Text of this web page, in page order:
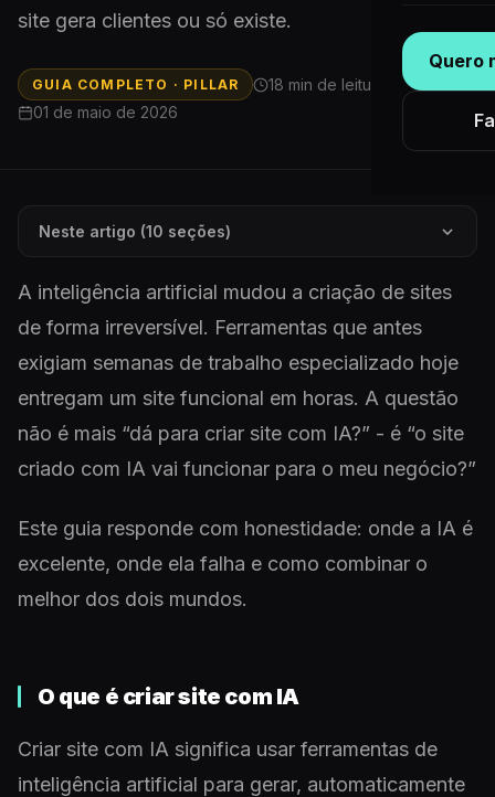
Quero
site gera clientes ou só existe.
GUIA COMPLETO · PILLAR
18 min de leitura
01 de maio de 2026
Neste artigo (10 seções)
A inteligência artificial mudou a criação de sites
de forma irreversível. Ferramentas que antes
exigiam semanas de trabalho especializado hoje
entregam um site funcional em horas. A questão
não é mais “dá para criar site com IA?” - é “o site
criado com IA vai funcionar para o meu negócio?”
Este guia responde com honestidade: onde a IA é
excelente, onde ela falha e como combinar o
melhor dos dois mundos.
O que é criar site com IA
Criar site com IA significa usar ferramentas de
inteligência artificial para gerar, automaticamente